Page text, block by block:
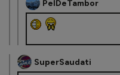
PelDeTambor
SuperSaudati